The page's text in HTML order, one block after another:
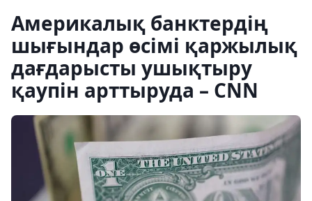
Америкалық банктердің
шығындар өсімі қаржылық
дағдарысты ушықтыру
қаупін арттыруда – CNN